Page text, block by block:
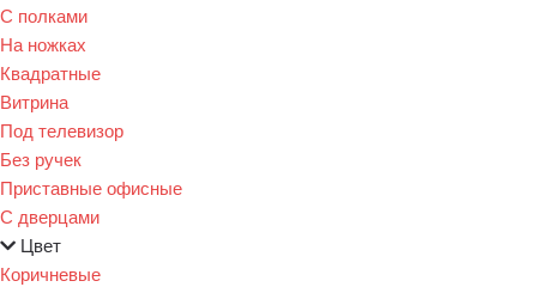
С полками
На ножках
Квадратные
Витрина
Под телевизор
Без ручек
Приставные офисные
С дверцами
Цвет
Коричневые